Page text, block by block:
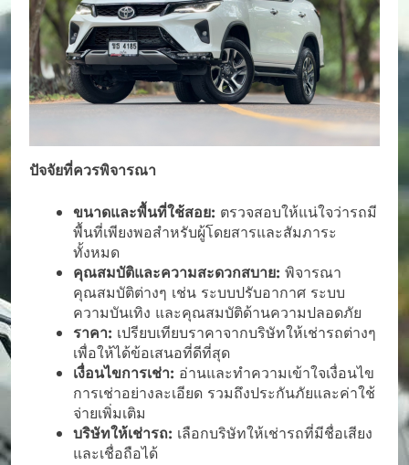
ปัจจัยที่ควรพิจารณา
ขนาดและพื้นที่ใช้สอย: ตรวจสอบให้แน่ใจว่ารถมี
พื้นที่เพียงพอสำหรับผู้โดยสารและสัมภาระ
ทั้งหมด
คุณสมบัติและความสะดวกสบาย: พิจารณา
คุณสมบัติต่างๆ เช่น ระบบปรับอากาศ ระบบ
ความบันเทิง และคุณสมบัติด้านความปลอดภัย
ราคา: เปรียบเทียบราคาจากบริษัทให้เช่ารถต่างๆ
เพื่อให้ได้ข้อเสนอที่ดีที่สุด
เงื่อนไขการเช่า: อ่านและทำความเข้าใจเงื่อนไข
การเช่าอย่างละเอียด รวมถึงประกันภัยและค่าใช้
จ่ายเพิ่มเติม
บริษัทให้เช่ารถ: เลือกบริษัทให้เช่ารถที่มีชื่อเสียง
และเชื่อถือได้